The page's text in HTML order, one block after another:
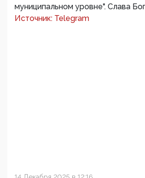
муниципальном уровне". Слава
Источник: Telegram